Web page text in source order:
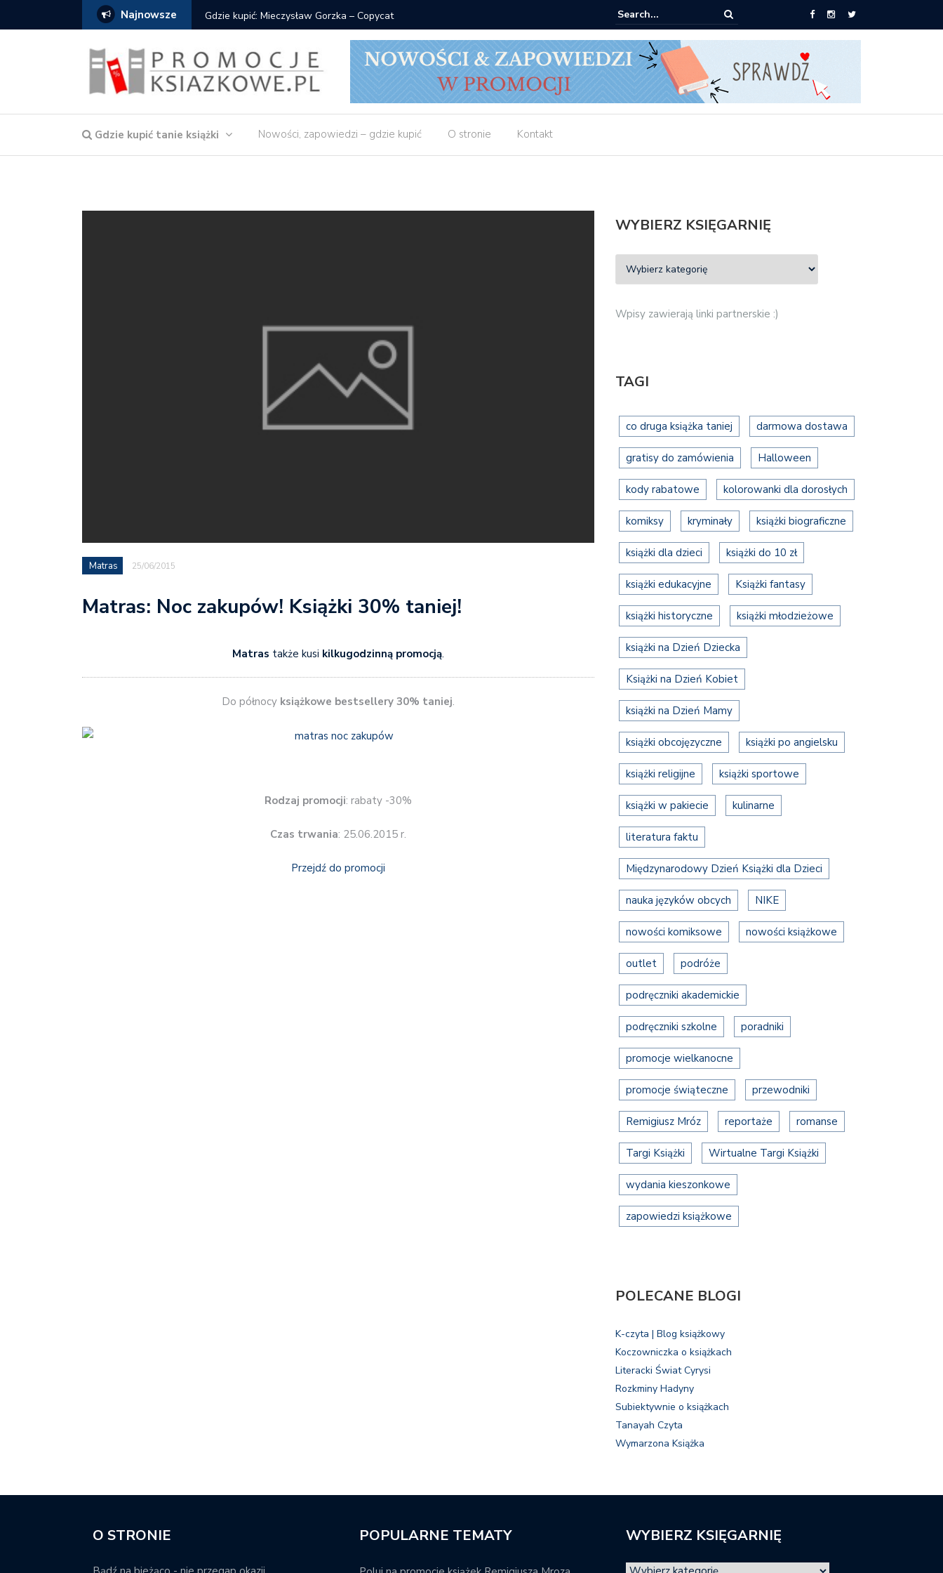
Najnowsze Gdzie kupić: Mieczysław Gorzka – Copycat Znak: książki od 2,90 zł do zamówienia
Gdzie kupić tanie książki Nowości, zapowiedzi – gdzie kupić O stronie Kontakt
Matras 25/06/2015
Matras: Noc zakupów! Książki 30% taniej!
Matras także kusi kilkugodzinną promocją.
Do północy książkowe bestsellery 30% taniej.
Rodzaj promocji: rabaty -30%
Czas trwania: 25.06.2015 r.
Przejdź do promocji
WYBIERZ KSIĘGARNIĘ
Wpisy zawierają linki partnerskie :)
TAGI
co druga książka taniej darmowa dostawa
gratisy do zamówienia Halloween
kody rabatowe kolorowanki dla dorosłych
komiksy kryminały książki biograficzne
książki dla dzieci książki do 10 zł
książki edukacyjne Książki fantasy
książki historyczne książki młodzieżowe
książki na Dzień Dziecka
Książki na Dzień Kobiet
książki na Dzień Mamy
książki obcojęzyczne książki po angielsku
książki religijne książki sportowe
książki w pakiecie kulinarne
literatura faktu
Międzynarodowy Dzień Książki dla Dzieci
nauka języków obcych NIKE
nowości komiksowe nowości książkowe
outlet podróże
podręczniki akademickie
podręczniki szkolne poradniki
promocje wielkanocne
promocje świąteczne przewodniki
Remigiusz Mróz reportaże romanse
Targi Książki Wirtualne Targi Książki
wydania kieszonkowe
zapowiedzi książkowe
POLECANE BLOGI
K-czyta | Blog książkowy
Koczowniczka o książkach
Literacki Świat Cyrysi
Rozkminy Hadyny
Subiektywnie o książkach
Tanayah Czyta
Wymarzona Książka
O STRONIE POPULARNE TEMATY WYBIERZ KSIĘGARNIĘ